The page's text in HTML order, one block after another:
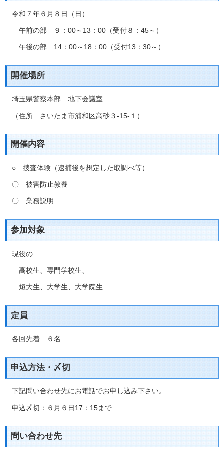
令和７年６月８日（日）
午前の部 ９：00～13：00（受付８：45～）
午後の部 14：00～18：00（受付13：30～）
開催場所
埼玉県警察本部 地下会議室
（住所 さいたま市浦和区高砂３-15-１）
開催内容
○ 捜査体験（逮捕後を想定した取調べ等）
〇 被害防止教養
〇 業務説明
参加対象
現役の
高校生、専門学校生、
短大生、大学生、大学院生
定員
各回先着 ６名
申込方法・〆切
下記問い合わせ先にお電話でお申し込み下さい。
申込〆切：６月６日17：15まで
問い合わせ先